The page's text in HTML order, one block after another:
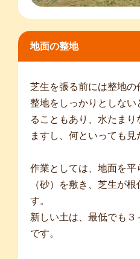
地面の整地
芝生を張る前には整地の
整地をしっかりとしない
ることもあり、水たまり
ますし、何といっても見
作業としては、地面を平
（砂）を敷き、芝生が
す。
新しい土は、最低でも
です。